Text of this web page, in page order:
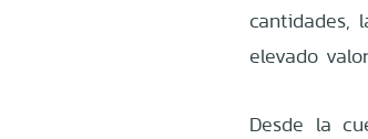
cantidades,
elevado
Desde la